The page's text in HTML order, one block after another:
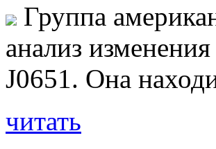
Группа
анализ
J0651. Она
читать